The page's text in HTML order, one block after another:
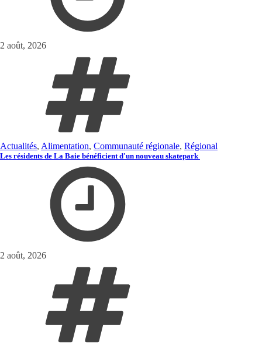
2 août, 2026
Actualités, Alimentation, Communauté régionale, Régional
Les résidents de La Baie bénéficient d'un nouveau skatepark
2 août, 2026